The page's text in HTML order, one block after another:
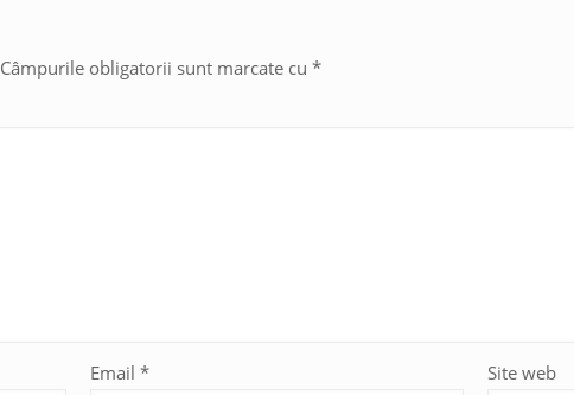
Câmpurile obligatorii sunt marcate cu *
Email* Site web